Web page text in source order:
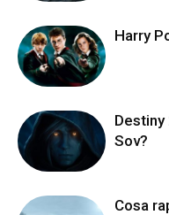
Harry
Sov?
Cosa